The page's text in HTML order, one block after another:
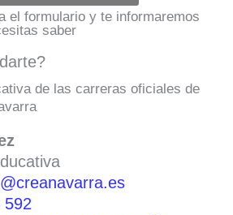
el formulario y te informaremos
saber
de las carreras oficiales de
592